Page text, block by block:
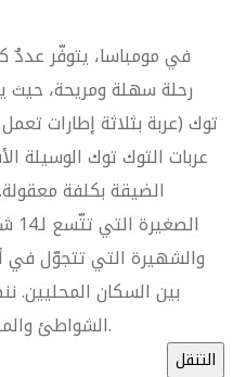
في مومباسا، يتوفّر عددٌ
رحلة سهلة ومريحة، حيث
توك (عربة بثلاثة إطارات
عربات التوك توك الوسيلة
الضيقة بكلفة
والشهيرة التي تتجوّل في
بين السكان المحليين.
الشواطئ والمناطق الأخرى للاستمتاع برحلة مريحة.
التنقل